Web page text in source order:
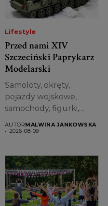
Lifestyle
Przed nami XIV
Szczeciński Paprykarz
Modelarski
Samoloty, okręty,
pojazdy wojskowe,
samochody, figurki,
nawet modele
AUTORMALWINA JANKOWSKA
2026-08-09